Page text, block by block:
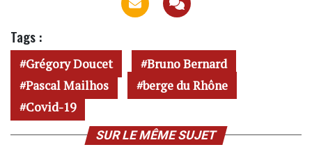
Tags :
Grégory Doucet
Bruno Bernard
Pascal Mailhos
berge du Rhône
Covid-19
SUR LE MÊME SUJET